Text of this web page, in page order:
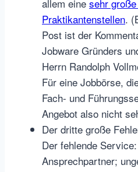
allem eine sehr
Praktikantenstellen.
Post ist der
Jobware Gründers
Herrn Randolph
Für eine Jobbörse,
Fach- und
Angebot also nicht
Der dritte große
Der fehlende
Ansprechpartner;